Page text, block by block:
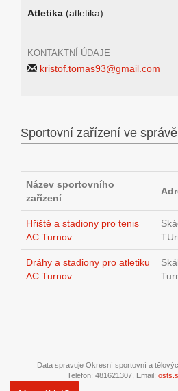
Atletika (atletika)
KONTAKTNÍ ÚDAJE
kristof.tomas93@gmail.com
Sportovní zařízení ve
Název sportovního
zařízení
Hřiště a stadiony pro tenis
AC Turnov
Dráhy a stadiony pro atletiku
AC Turnov
Data spravuje Okresní sportovní a
Telefon: 481621307, Email: